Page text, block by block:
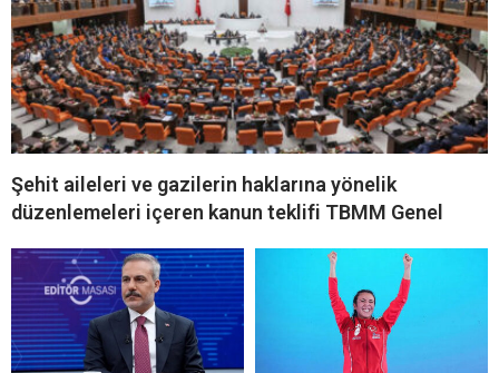
Şehit aileleri ve gazilerin haklarına yönelik
düzenlemeleri içeren kanun teklifi TBMM Genel